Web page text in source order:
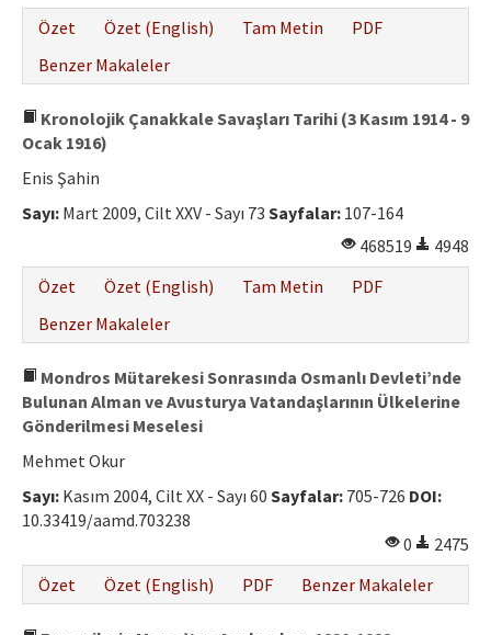
Özet
Özet (English) Tam Metin
PDF
Benzer Makaleler
Kronolojik Çanakkale Savaşları Tarihi (3 Kasım 1914 - 9
Ocak 1916)
Enis Şahin
Sayı: Mart 2009, Cilt XXV - Sayı 73 Sayfalar: 107-164
468519
4948
Özet
Özet (English) Tam Metin
PDF
Benzer Makaleler
Mondros Mütarekesi Sonrasında Osmanlı Devleti’nde
Bulunan Alman ve Avusturya Vatandaşlarının Ülkelerine
Gönderilmesi Meselesi
Mehmet Okur
Sayı: Kasım 2004, Cilt XX - Sayı 60 Sayfalar: 705-726 DOI:
10.33419/aamd.703238
0
2475
Özet
Özet (English) PDF Benzer Makaleler